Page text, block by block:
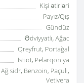
Kişi ətirləri
Payız/Qış
Gündüz
Ədviyyatlı, Ağac
Qreyfrut, Portağal
İstiot, Pelarqoniya
Ağ sidr, Benzoin, Paçuli,
Vetivera